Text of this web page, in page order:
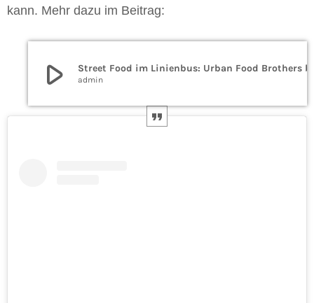
kann. Mehr dazu im Beitrag:
play_arrow admin